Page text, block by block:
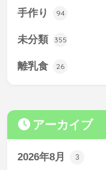
手作り 94
未分類 355
離乳食 26
アーカイブ
2026年8月 3